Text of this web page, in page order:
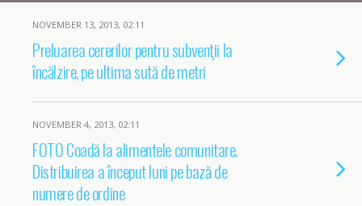
NOVEMBER 13, 2013, 02:11
Preluarea cererilor pentru subvenţii la
încălzire, pe ultima sută de metri
NOVEMBER 4, 2013, 02:11
FOTO Coadă la alimentele comunitare.
Distribuirea a început luni pe bază de
numere de ordine